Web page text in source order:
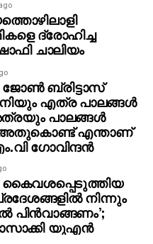
അന്വേഷണത്തെ
നിലപാട്
മറുപടി. ഒ.
ജയിച്ചത്
നേമത്ത്
ഗോവിന്ദന്‍
ദ്രോഹിച്ച
ചാലിയം
ജോണ്‍ ബ്രിട്ടാസ്
എത്ര പാലങ്ങള്‍
പാലങ്ങള്‍
അതുകൊണ്ട് എന്താണ്
ഗോവിന്ദന്‍
കൈവശപ്പെടുത്തിയ
നിന്നും
യുഎന്‍